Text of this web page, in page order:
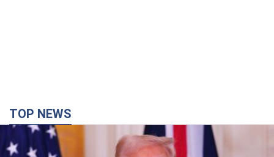
Кінець епохи "фактора Трампа": хто насправді